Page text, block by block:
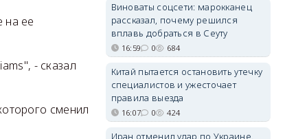
на ее
- сказал
сменил
Виноваты соцсети: марокканец
рассказал, почему решился
вплавь добраться в Сеуту
16:59 0 684
Китай пытается остановить утечку
специалистов и ужесточает
правила выезда
16:07 0 424
Иран отменил удар по Украине,